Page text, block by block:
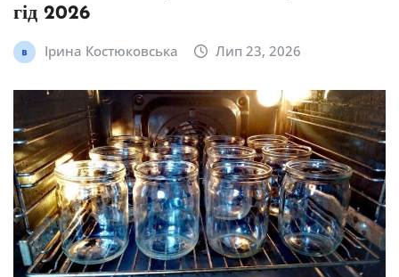
гід 2026
Ірина Костюковська Лип 23, 2026